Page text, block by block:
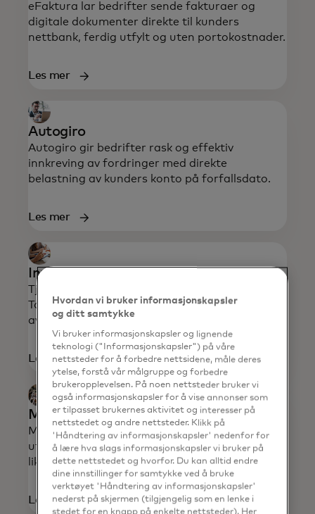
eFaktura lar bedrifter sende fakturaer og
digitale dokumenter direkte til kunders
nettbank, ferdig utfylt og uten portokostnader.
Les mer
Autogiro
Autogiro gir bedrifter rask og effektiv
innkreving av fordringer med direkte
belastning av kunders konto på forfallsdato.
Les mer
Innbetaling og avstemming
Tjenestene OCR giro, Egiro og Innbetaling
Total effektiviserer innkreving og rapportering
av innbetalinger.
Les mer
Mastercard Direkte Remittering
Mastercard Direkte Remittering automatiserer
utbetalinger for bedrifter, sikrer optimal
likviditetsstyring og eliminerer manuelt arbeid.
Les mer
Hvordan vi bruker informasjonskapsler
og ditt samtykke
Vi bruker informasjonskapsler og lignende
teknologi ("Informasjonskapsler") på våre
nettsteder for å forbedre nettsidene, måle deres
ytelse, forstå vår målgruppe og forbedre
brukeropplevelsen. På noen nettsteder bruker vi
også informasjonskapsler for å vise annonser som
er tilpasset brukernes aktivitet og interesser på
nettstedet og andre nettsteder. Klikk på
'Håndtering av informasjonskapsler' nedenfor for
å lære hva slags informasjonskapsler vi bruker på
dette nettstedet og hvorfor. Du kan alltid endre
dine innstillinger for samtykke ved å bruke
verktøyet 'Håndtering av informasjonskapsler'
nederst på skjermen (tilgjengelig som en lenke i
stedet for en knapp på enkelte nettsteder). Her